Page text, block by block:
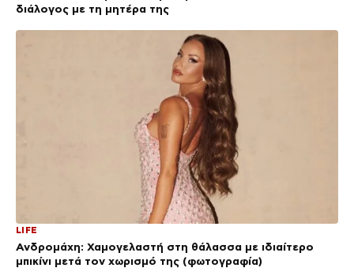
διάλογος με τη μητέρα της
LIFE
Ανδρομάχη: Χαμογελαστή στη θάλασσα με ιδιαίτερο
μπικίνι μετά τον χωρισμό της (φωτογραφία)